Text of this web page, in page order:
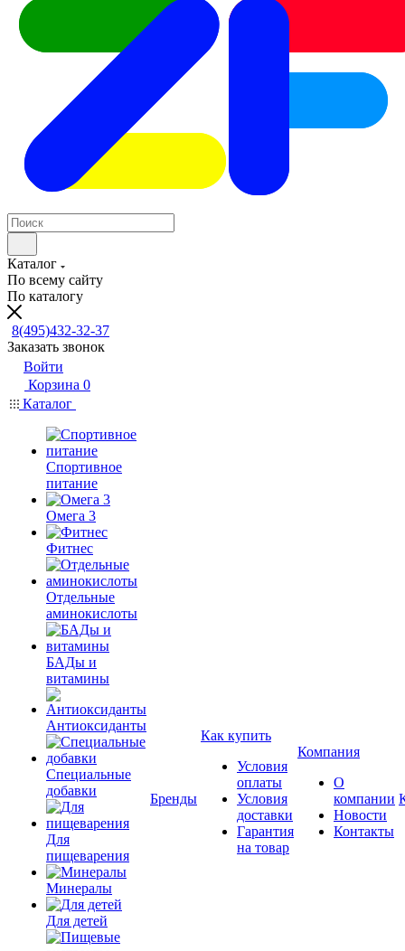
Каталог
По всему сайту
По каталогу
8(495)432-32-37
Заказать звонок
Войти
Корзина 0
Каталог
Спортивное
питание
Омега 3
Фитнес
Отдельные
аминокислоты
БАДы и
витамины
Антиоксиданты
Специальные
добавки
Для
пищеварения
Минералы
Для детей
Бренды
Как купить
Условия
оплаты
Условия
доставки
Гарантия
на товар
Компания
О
компании
Новости
Контакты